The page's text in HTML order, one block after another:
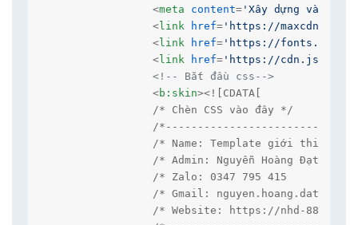
<meta content='Xây dựng và
<link href='https://
<link href='https://
<link href='https://
<!-- Bắt đầu css-->
<b:skin><![CDATA[